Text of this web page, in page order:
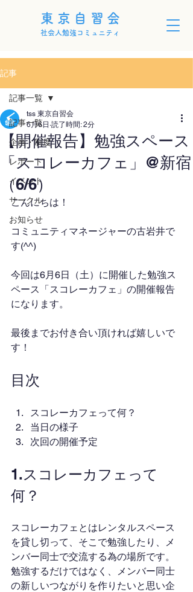
東京自習会
社会人勉強コミュニティ
記事
記事一覧
企画・制度
レポート
イベント
サークル
お知らせ
記事一覧
【開催報告】勉強スペース
「スコレーカフェ」@新宿
（6/6）
tss 東京自習会
6月6日 読了時間: 2分
こんにちは！
コミュニティマネージャーの古岩井で
す(^^)
今回は6月6日（土）に開催した勉強ス
ペース「スコレーカフェ」の開催報告
になります。
最後までお付き合い頂ければ嬉しいで
す！
目次
スコレーカフェって何？
当日の様子
次回の開催予定
1.スコレーカフェって
何？
スコレーカフェとはレンタルスペース
を貸し切って、そこで勉強したり、メ
ンバー同士で交流する為の場所です。
勉強するだけではなく、メンバー同士
の新しいつながりを作りたいと思い企